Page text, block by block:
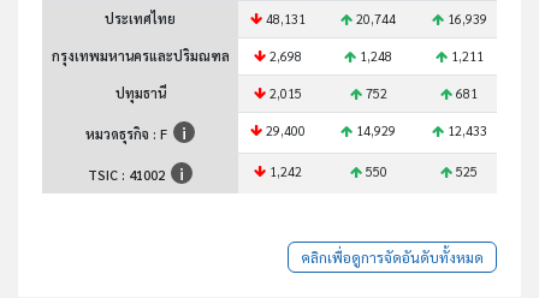
ประเทศไทย 48,131 20,744 16,939
กรุงเทพมหานครและปริมณฑล 2,698 1,248 1,211
ปทุมธานี 2,015 752 681
หมวดธุรกิจ : F 29,400 14,929 12,433
TSIC : 41002 1,242 550 525
คลิกเพื่อดูการจัดอันดับทั้งหมด